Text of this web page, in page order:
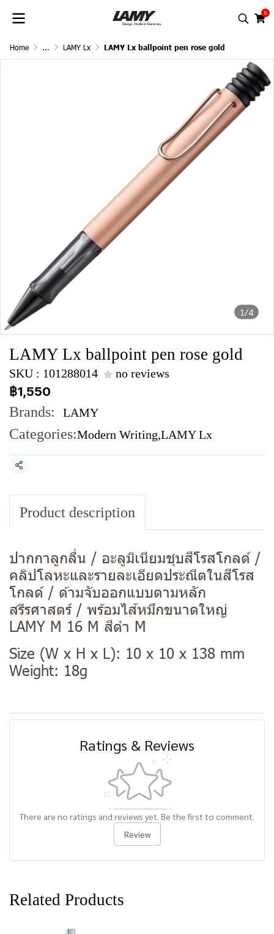
0
Home ... LAMY Lx LAMY Lx ballpoint pen rose gold
1/4
LAMY Lx ballpoint pen rose gold
SKU : 101288014 no reviews
฿1,550
Brands: LAMY
Categories:Modern Writing,LAMY Lx
Share
Product description
ปากกาลูกลื่น / อะลูมิเนียมชุบสีโรสโกลด์ /
คลิปโลหะและรายละเอียดประณีตในสีโรส
โกลด์ / ด้ามจับออกแบบตามหลัก
สรีรศาสตร์ / พร้อมไส้หมึกขนาดใหญ่
LAMY M 16 M สีดำ M
Size (W x H x L): 10 x 10 x 138 mm
Weight: 18g
Ratings & Reviews
There are no ratings and reviews yet. Be the first to comment.
Review
Related Products